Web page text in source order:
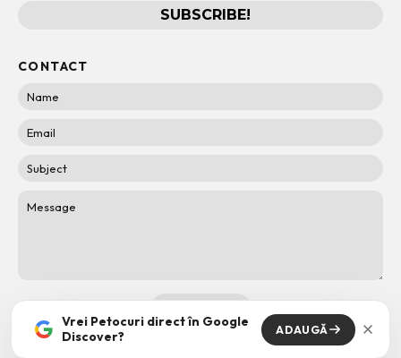
CONTACT
Vrei Petocuri direct în Google
Discover?
ADAUGĂ